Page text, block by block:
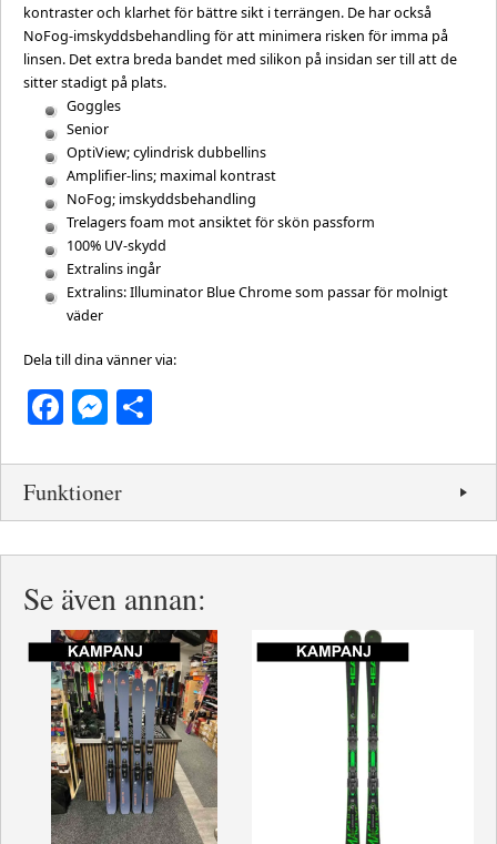
kontraster och klarhet för bättre sikt i terrängen. De har också
NoFog-imskyddsbehandling för att minimera risken för imma på
linsen. Det extra breda bandet med silikon på insidan ser till att de
sitter stadigt på plats.
Goggles
Senior
OptiView; cylindrisk dubbellins
Amplifier-lins; maximal kontrast
NoFog; imskyddsbehandling
Trelagers foam mot ansiktet för skön passform
100% UV-skydd
Extralins ingår
Extralins: Illuminator Blue Chrome som passar för molnigt
väder
Dela till dina vänner via:
Facebook
Messenger
Funktioner
Se även annan: